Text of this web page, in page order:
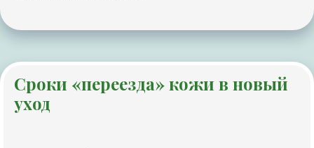
Сроки «переезда» кожи в новый
уход